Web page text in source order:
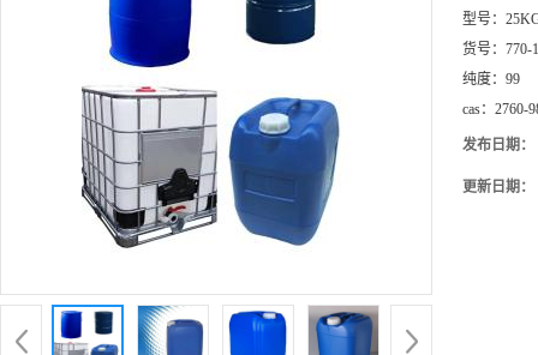
型号：
货号： 770-
纯度： 99
cas： 2760-
发布日期：
更新日期：